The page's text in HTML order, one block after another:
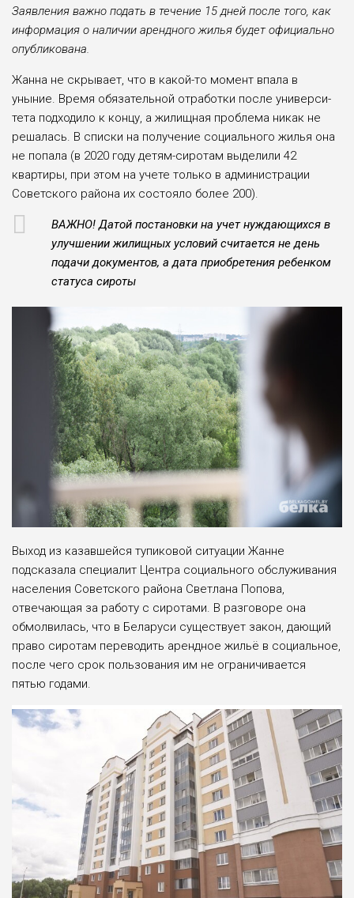
Заявления важно подать в течение 15 дней по­сле того, как
ин­формация о наличии арендного жилья будет официально
опубликована.
Жанна не скрывает, что в какой-то момент впала в
уныние. Время обя­зательной отработки после универси­
тета подходило к концу, а жилищная проблема никак не
решалась. В списки на получение социального жилья она
не попала (в 2020 году детям-сиротам выделили 42
квартиры, при этом на учете только в администрации
Советского района их состояло более 200).
ВАЖНО! Датой постановки на учет нуждающихся в
улучшении жилищных условий считается не день
подачи документов, а дата приобретения ребенком
статуса сироты
Выход из казавшейся тупиковой ситуации Жанне
подсказала специалит Центра социального обслуживания
населения Советского района Свет­лана Попова,
отвечающая за работу с сиротами. В разговоре она
обмол­вилась, что в Беларуси существует закон, дающий
право сиротам пере­водить арендное жильё в социальное,
после чего срок пользования им не ограничивается
пятью годами.